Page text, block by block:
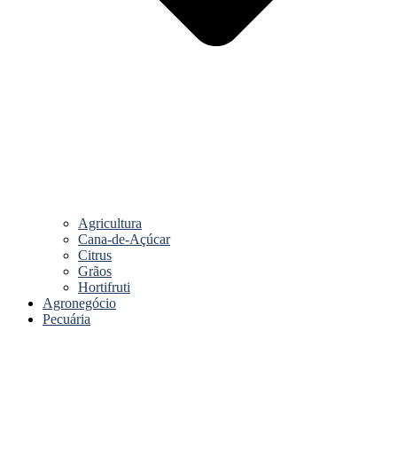
Agricultura
Cana-de-Açúcar
Citrus
Grãos
Hortifruti
Agronegócio
Pecuária